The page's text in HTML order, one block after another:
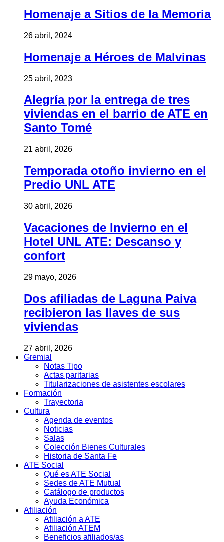
Homenaje a Sitios de la Memoria
26 abril, 2024
Homenaje a Héroes de Malvinas
25 abril, 2023
Alegría por la entrega de tres
viviendas en el barrio de ATE en
Santo Tomé
21 abril, 2026
Temporada otoño invierno en el
Predio UNL ATE
30 abril, 2026
Vacaciones de Invierno en el
Hotel UNL ATE: Descanso y
confort
29 mayo, 2026
Dos afiliadas de Laguna Paiva
recibieron las llaves de sus
viviendas
27 abril, 2026
Gremial
Notas Tipo
Actas paritarias
Titularizaciones de asistentes escolares
Formación
Trayectoria
Cultura
Agenda de eventos
Noticias
Salas
Colección Bienes Culturales
Historia de Santa Fe
ATE Social
Qué es ATE Social
Sedes de ATE Mutual
Catálogo de productos
Ayuda Económica
Afiliación
Afiliación a ATE
Afiliación ATEM
Beneficios afiliados/as